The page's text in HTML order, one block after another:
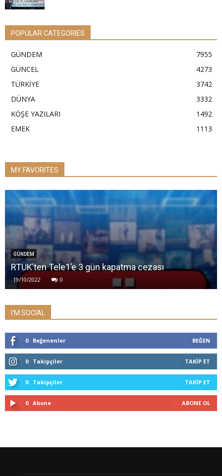
POPULAR CATEGORIES
GÜNDEM
7955
GÜNCEL
4273
TÜRKİYE
3742
DÜNYA
3332
KÖŞE YAZILARI
1492
EMEK
1113
MY FAVORITES
GÜNDEM
RTÜK’ten Tele1’e 3 gün kapatma cezası
19/10/2022 0
I'M SOCIAL
0 Beğenenler BEĞEN
0 Takipçiler TAKIP ET
0 Takipçiler TAKIP ET
0 Abone ABONE OL